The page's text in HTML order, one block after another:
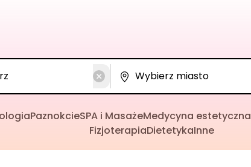
PaznokcieSPA i MasażeMedycyna estetyczna
FizjoterapiaDietetykaInne